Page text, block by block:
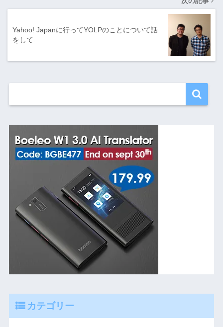
Yahoo! Japanに行ってYOLPのことについて話
をして…
カテゴリー